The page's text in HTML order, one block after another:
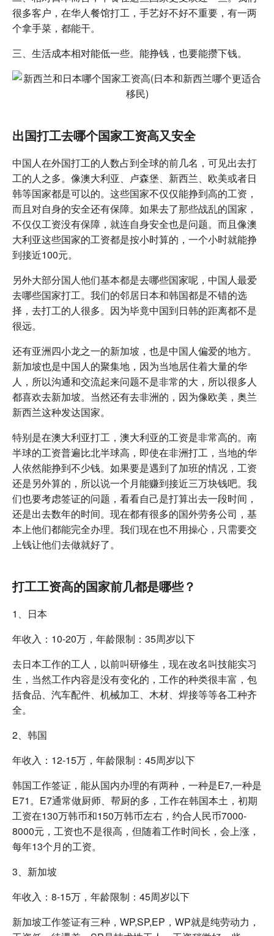
很多客户，在华人餐馆打工，手艺好不好不重要，有一两
个拿手菜，都能干。
三、生活成本相对能低一些。能挣钱，也要能攒下钱。
出国打工去哪个国家工资高又安全
中国人在外国打工的人数占到全球的前几名，可见出去打
工的人之多。像澳大利亚、卢森堡、新西兰、欧美或者日
韩等国家都是可以的。这些国家不仅仅能挣到高的工资，
而且对自身的安全还有保障。如果去了那些战乱的国家，
不仅仅工资没有保障，就连自身安全也是问题。而且像澳
大利亚这些国家的工资都是按小时算的，一个小时就能挣
到接近100元。
另外大部分国人他们基本都是去哪些国家呢，中国人最爱
去哪些国家打工。我们的邻居日本和韩国都是不错的选
择，去打工的人很多。因为毕竟中国到日韩的距离都不是
很远。
还有亚洲四小龙之一的新加坡，也是中国人偏爱的地方。
新加坡也是中国人的聚集地，因为当地居住着大量的华
人，所以沟通和交流起来问题不是非常的大，所以很多人
都喜欢去新加坡。当然还有去非洲的，因为像欧美，奥兰
新西兰这种发达国家。
特别是在澳大利亚打工，澳大利亚的工资是非常高的。南
半球的工资普遍比北半球高，即使在非洲打工，当地的华
人依然能挣到不少钱。如果要是遇到了加班的情况，工资
还是另外算的，所以说一个月能赚到接近三万块钱吧。我
们也要考虑签证的问题，看看自己是打算出去一段时间，
还是出去数年的时间。现在都有很多的国外劳务公司，基
本上他们都能完全办理。我们现在也不用操心，只需要交
上钱让他们去做就好了。
打工工资高的国家前几都是哪些？
1、日本
年收入：10-20万，年龄限制：35周岁以下
去日本工作的工人，以前叫研修生，现在改名叫技能实习
生，当然工作内容是没有变化的，工作的种类很丰富，包
括食品、汽车配件、机械加工、木材、焊接等等各工种齐
全。
2、韩国
年收入：12-15万，年龄限制：45周岁以下
韩国工作签证，能从国内办理的有两种，一种是E7,一种是
E71。E7通常做厨师、帮厨的多，工作在韩国本土，初期
工资在130万韩币和150万韩币左右，约合人民币7000-
8000元，工资也不是很高，但随着工作时间长，会上涨，
每年13个月的工资。
3、新加坡
年收入：8-15万，年龄限制：45周岁以下
新加坡工作签证有三种，WP,SP,EP，WP就是纯劳动力，